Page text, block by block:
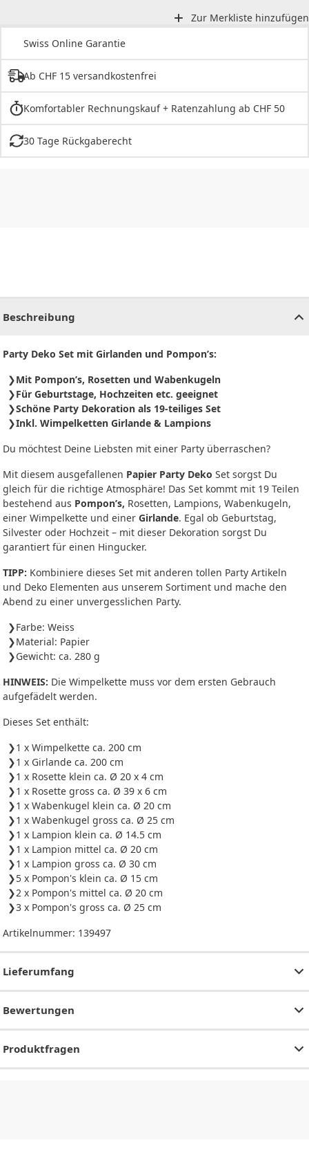
Zur Merkliste hinzufügen
Swiss Online Garantie
Ab CHF 15 versandkostenfrei
Komfortabler Rechnungskauf + Ratenzahlung ab CHF 50
30 Tage Rückgaberecht
Beschreibung
Party Deko Set mit Girlanden und Pompon’s:
Mit Pompon’s, Rosetten und Wabenkugeln
Für Geburtstage, Hochzeiten etc. geeignet
Schöne Party Dekoration als 19-teiliges Set
Inkl. Wimpelketten Girlande & Lampions
Du möchtest Deine Liebsten mit einer Party überraschen?
Mit diesem ausgefallenen Papier Party Deko Set sorgst Du
gleich für die richtige Atmosphäre! Das Set kommt mit 19 Teilen
bestehend aus Pompon’s, Rosetten, Lampions, Wabenkugeln,
einer Wimpelkette und einer Girlande. Egal ob Geburtstag,
Silvester oder Hochzeit – mit dieser Dekoration sorgst Du
garantiert für einen Hingucker.
TIPP: Kombiniere dieses Set mit anderen tollen Party Artikeln
und Deko Elementen aus unserem Sortiment und mache den
Abend zu einer unvergesslichen Party.
Farbe: Weiss
Material: Papier
Gewicht: ca. 280 g
HINWEIS: Die Wimpelkette muss vor dem ersten Gebrauch
aufgefädelt werden.
Dieses Set enthält:
1 x Wimpelkette ca. 200 cm
1 x Girlande ca. 200 cm
1 x Rosette klein ca. Ø 20 x 4 cm
1 x Rosette gross ca. Ø 39 x 6 cm
1 x Wabenkugel klein ca. Ø 20 cm
1 x Wabenkugel gross ca. Ø 25 cm
1 x Lampion klein ca. Ø 14.5 cm
1 x Lampion mittel ca. Ø 20 cm
1 x Lampion gross ca. Ø 30 cm
5 x Pompon's klein ca. Ø 15 cm
2 x Pompon's mittel ca. Ø 20 cm
3 x Pompon's gross ca. Ø 25 cm
Artikelnummer: 139497
Lieferumfang
Bewertungen
Produktfragen